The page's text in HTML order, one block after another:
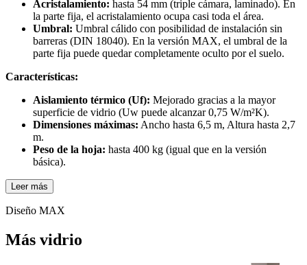
Acristalamiento: hasta 54 mm (triple cámara, laminado). En
la parte fija, el acristalamiento ocupa casi toda el área.
Umbral: Umbral cálido con posibilidad de instalación sin
barreras (DIN 18040). En la versión MAX, el umbral de la
parte fija puede quedar completamente oculto por el suelo.
Características:
Aislamiento térmico (Uf): Mejorado gracias a la mayor
superficie de vidrio (Uw puede alcanzar 0,75 W/m²K).
Dimensiones máximas: Ancho hasta 6,5 m, Altura hasta 2,7
m.
Peso de la hoja: hasta 400 kg (igual que en la versión
básica).
Leer más
Diseño MAX
Más vidrio